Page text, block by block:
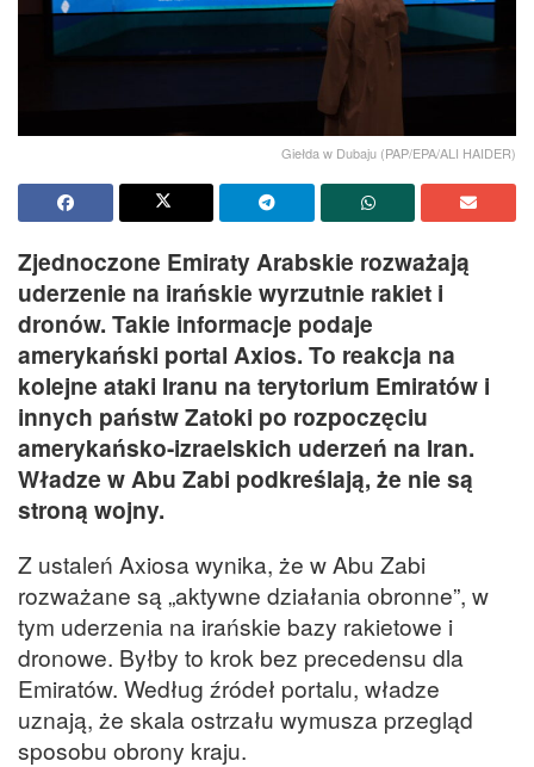
Giełda w Dubaju (PAP/EPA/ALI HAIDER)
Zjednoczone Emiraty Arabskie rozważają
uderzenie na irańskie wyrzutnie rakiet i
dronów. Takie informacje podaje
amerykański portal Axios. To reakcja na
kolejne ataki Iranu na terytorium Emiratów i
innych państw Zatoki po rozpoczęciu
amerykańsko-izraelskich uderzeń na Iran.
Władze w Abu Zabi podkreślają, że nie są
stroną wojny.
Z ustaleń Axiosa wynika, że w Abu Zabi
rozważane są „aktywne działania obronne”, w
tym uderzenia na irańskie bazy rakietowe i
dronowe. Byłby to krok bez precedensu dla
Emiratów. Według źródeł portalu, władze
uznają, że skala ostrzału wymusza przegląd
sposobu obrony kraju.